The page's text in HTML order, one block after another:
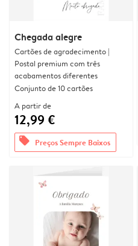
Chegada alegre
Cartões de agradecimento |
Postal premium com três
acabamentos diferentes
Conjunto de 10 cartões
A partir de
12,99 €
offers Preços Sempre Baixos